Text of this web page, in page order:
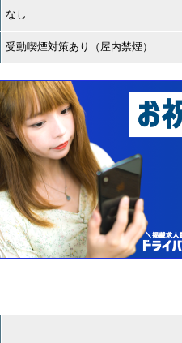
なし
受動喫煙対策あり（屋内禁煙）